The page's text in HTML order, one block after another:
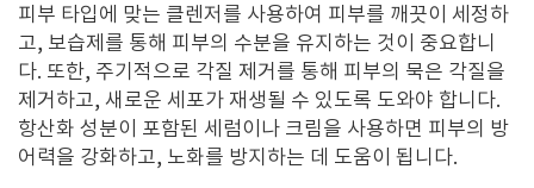
피부 타입에 맞는 클렌저를 사용하여 피부를 깨끗이 세정하
고, 보습제를 통해 피부의 수분을 유지하는 것이 중요합니
다. 또한, 주기적으로 각질 제거를 통해 피부의 묵은 각질을
제거하고, 새로운 세포가 재생될 수 있도록 도와야 합니다.
항산화 성분이 포함된 세럼이나 크림을 사용하면 피부의 방
어력을 강화하고, 노화를 방지하는 데 도움이 됩니다.